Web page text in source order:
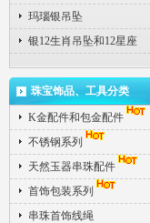
玛瑙银吊坠
银12生肖吊坠和12星座
珠宝饰品、工具分类
K金配件和包金配件
不锈钢系列
天然玉器串珠配件
首饰包装系列
串珠首饰线绳